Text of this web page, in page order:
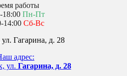
работы
18:00 Пн-Пт
14:00 Сб-Вс
адрес:
ул. Гагарина, д. 28